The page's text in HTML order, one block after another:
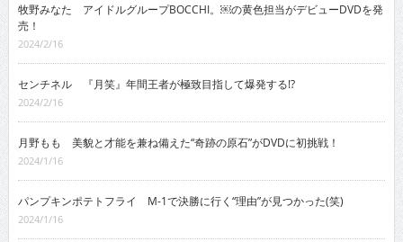
牧野みなた アイドルグループBOCCHI。￼の黄色担当がデビューDVDを発
売！
2024/2/16
センチネル 『月笑』年間王者が極致目指して爆発する!?
2024/2/16
月野もも 美貌と才能を兼ね備えた“奇跡の原石”がDVDに初挑戦！
2024/1/16
パンプキンポテトフライ M-1で決勝に行く“理由”が見つかった(笑)
2024/1/16